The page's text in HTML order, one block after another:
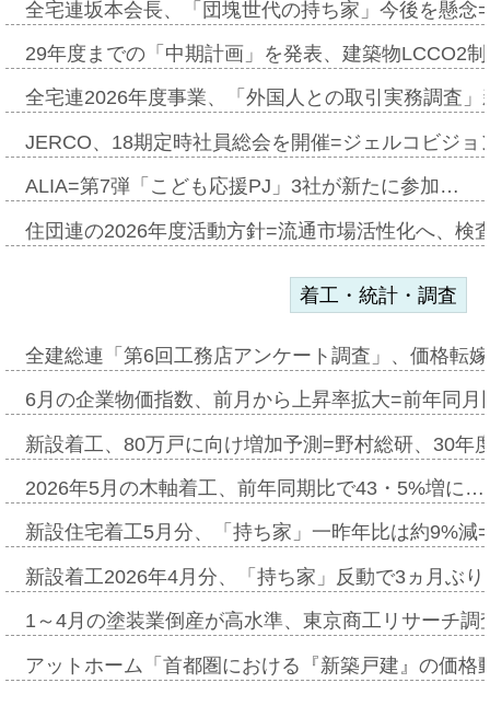
全宅連坂本会長、「団塊世代の持ち家」今後を懸
29年度までの「中期計画」を発表、建築物LCCO2
全宅連2026年度事業、「外国人との取引実務調査
JERCO、18期定時社員総会を開催=ジェルコビジ
ALIA=第7弾「こども応援PJ」3社が新たに参加…
住団連の2026年度活動方針=流通市場活性化へ、検
着工・統計・調査
全建総連「第6回工務店アンケート調査」、価格転
6月の企業物価指数、前月から上昇率拡大=前年同
新設着工、80万戸に向け増加予測=野村総研、30年
2026年5月の木軸着工、前年同期比で43・5%増に…
新設住宅着工5月分、「持ち家」一昨年比は約9%
新設着工2026年4月分、「持ち家」反動で3ヵ月ぶ
1～4月の塗装業倒産が高水準、東京商工リサーチ
アットホーム「首都圏における『新築戸建』の価